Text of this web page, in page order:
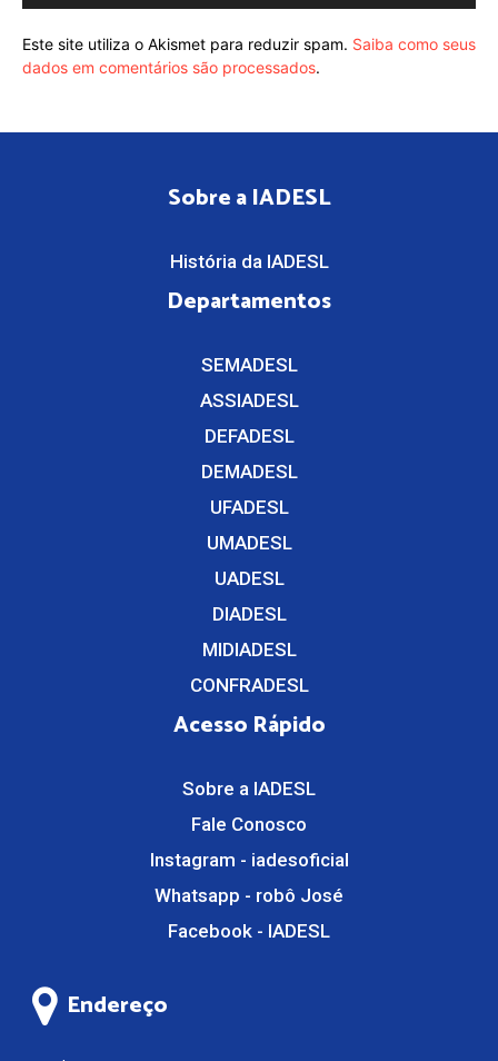
Este site utiliza o Akismet para reduzir spam. Saiba como seus
dados em comentários são processados.
Sobre a IADESL
História da IADESL
Departamentos
SEMADESL
ASSIADESL
DEFADESL
DEMADESL
UFADESL
UMADESL
UADESL
DIADESL
MIDIADESL
CONFRADESL
Acesso Rápido
Sobre a IADESL
Fale Conosco
Instagram - iadesoficial
Whatsapp - robô José
Facebook - IADESL
Endereço